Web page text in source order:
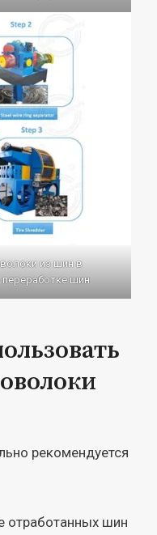
из шин в
шин
рекомендуется
отработанных шин